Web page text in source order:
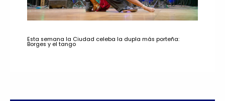
Esta semana la Ciudad celeba la dupla más porteña:
Borges y el tango